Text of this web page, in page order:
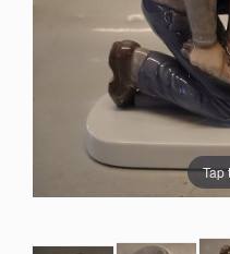
Tap